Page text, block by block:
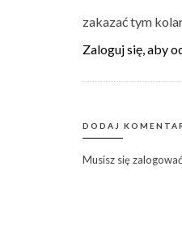
zakazać tym
Zaloguj się, aby
DODAJ
Musisz sięzalogować